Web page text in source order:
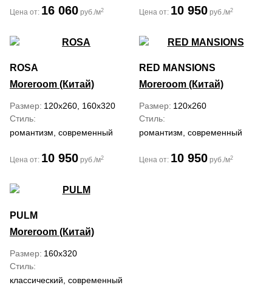
Цена от: 16 060 руб./м2 Цена от: 10 950 руб./м2
ROSA
Moreroom (Китай)
Размер 120x260, 160x320
Стиль
романтизм, современный
Цена от: 10 950 руб./м2
RED MANSIONS
Moreroom (Китай)
Размер 120x260
Стиль
романтизм, современный
Цена от: 10 950 руб./м2
PULM
Moreroom (Китай)
Размер 160x320
Стиль
классический, современный